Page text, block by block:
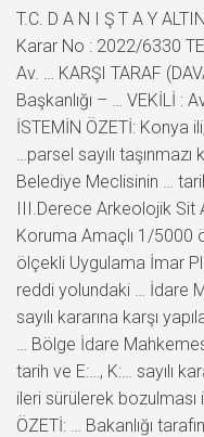
T.C. D A N I Ş T A Y
Karar No : 2022/6330
Av. … KARŞI TARAF
Başkanlığı – … VEKİLİ :
İSTEMİN ÖZETİ: Konya
…parsel sayılı
Belediye Meclisinin …
III.Derece Arkeolojik Sit
Koruma Amaçlı 1/5000
ölçekli Uygulama İmar
reddi yolundaki … İdare
sayılı kararına karşı
… Bölge İdare
tarih ve E:…, K:… sayılı
ileri sürülerek
ÖZETİ: … Bakanlığı